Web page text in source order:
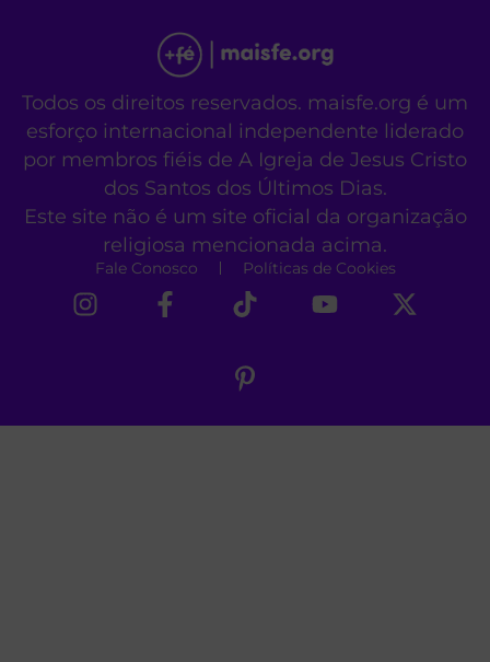
Todos os direitos reservados. maisfe.org é um
esforço internacional independente liderado
por membros fiéis de A Igreja de Jesus Cristo
dos Santos dos Últimos Dias.
Este site não é um site oficial da organização
religiosa mencionada acima.
Fale Conosco Políticas de Cookies